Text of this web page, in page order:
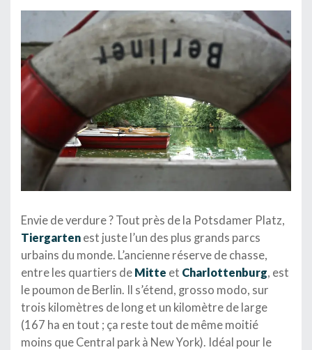
Envie de verdure ? Tout près de la Potsdamer Platz,
Tiergarten est juste l’un des plus grands parcs
urbains du monde. L’ancienne réserve de chasse,
entre les quartiers de Mitte et Charlottenburg, est
le poumon de Berlin. Il s’étend, grosso modo, sur
trois kilomètres de long et un kilomètre de large
(167 ha en tout ; ça reste tout de même moitié
moins que Central park à New York). Idéal pour le